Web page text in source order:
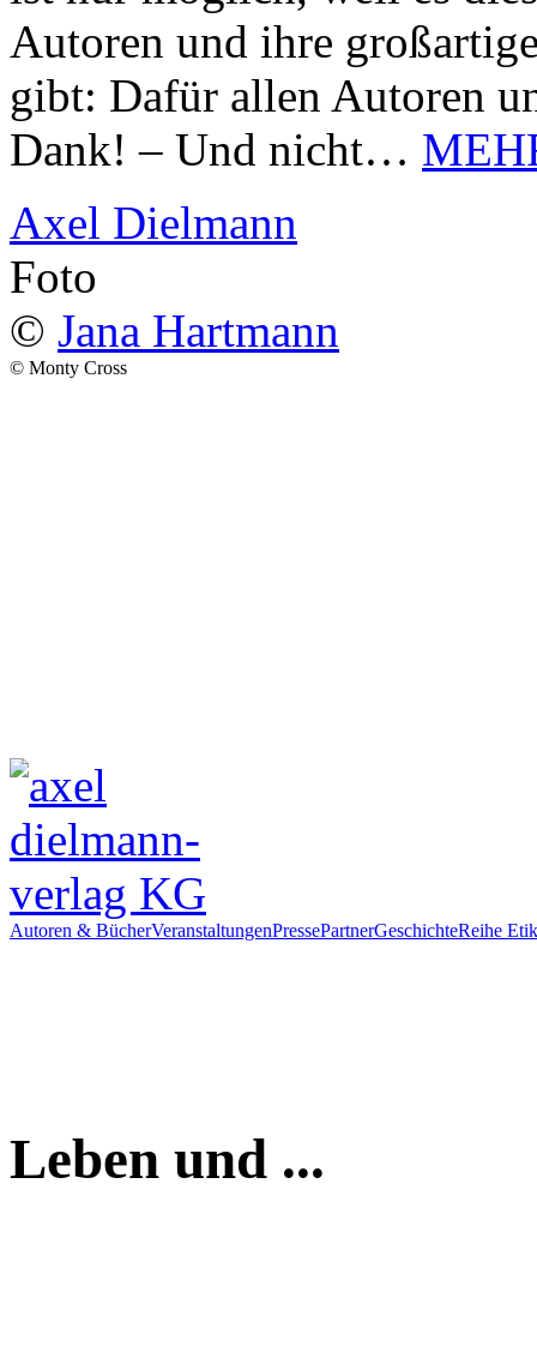
Autoren und ihre
gibt: Dafür allen Autoren
Dank! – Und nicht…
Axel Dielmann
Foto
© Jana Hartmann
© Monty Cross
Autoren & BücherVeranstaltungenPressePartnerGeschichteReihe
Leben und ...